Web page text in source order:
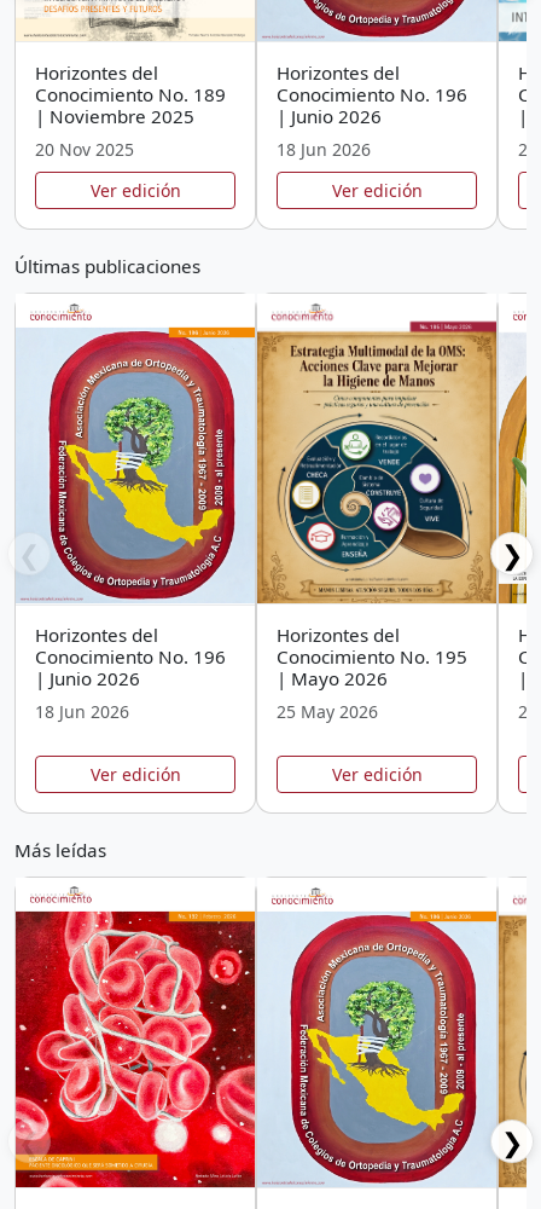
Horizontes del
Conocimiento No. 189
| Noviembre 2025
20 Nov 2025
Ver edición
Horizontes del
Conocimiento No. 196
| Junio 2026
18 Jun 2026
Ver edición
|
Últimas publicaciones
❮
Horizontes del
Conocimiento No. 196
| Junio 2026
18 Jun 2026
Ver edición
Horizontes del
Conocimiento No. 195
| Mayo 2026
25 May 2026
Ver edición
|
❯
Más leídas
❮ ❯